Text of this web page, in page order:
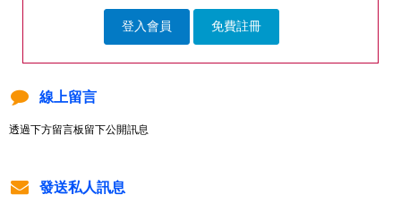
登入會員 免費註冊
線上留言
透過下方留言板留下公開訊息
發送私人訊息